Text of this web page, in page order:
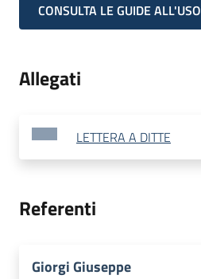
CONSULTA LE GUIDE ALL'USO
Allegati
LETTERA A DITTE
Referenti
Giorgi Giuseppe